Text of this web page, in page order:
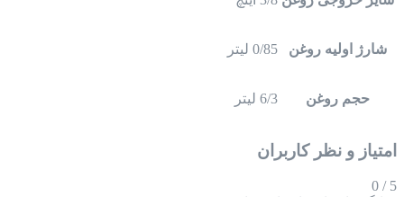
شارژ اولیه روغن 0/85 لیتر
حجم روغن 6/3 لیتر
امتیاز و نظر کاربران
5
/
0